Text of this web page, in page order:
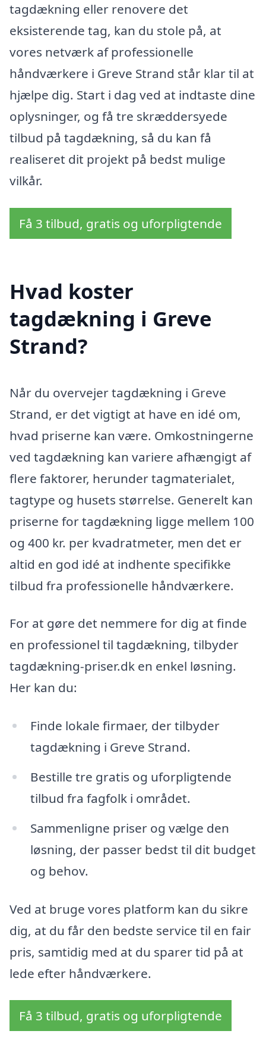
tagdækning eller renovere det
eksisterende tag, kan du stole på, at
vores netværk af professionelle
håndværkere i Greve Strand står klar til at
hjælpe dig. Start i dag ved at indtaste dine
oplysninger, og få tre skræddersyede
tilbud på tagdækning, så du kan få
realiseret dit projekt på bedst mulige
vilkår.
Få 3 tilbud, gratis og uforpligtende
Hvad koster
tagdækning i Greve
Strand?
Når du overvejer tagdækning i Greve
Strand, er det vigtigt at have en idé om,
hvad priserne kan være. Omkostningerne
ved tagdækning kan variere afhængigt af
flere faktorer, herunder tagmaterialet,
tagtype og husets størrelse. Generelt kan
priserne for tagdækning ligge mellem 100
og 400 kr. per kvadratmeter, men det er
altid en god idé at indhente specifikke
tilbud fra professionelle håndværkere.
For at gøre det nemmere for dig at finde
en professionel til tagdækning, tilbyder
tagdækning-priser.dk en enkel løsning.
Her kan du:
Finde lokale firmaer, der tilbyder
tagdækning i Greve Strand.
Bestille tre gratis og uforpligtende
tilbud fra fagfolk i området.
Sammenligne priser og vælge den
løsning, der passer bedst til dit budget
og behov.
Ved at bruge vores platform kan du sikre
dig, at du får den bedste service til en fair
pris, samtidig med at du sparer tid på at
lede efter håndværkere.
Få 3 tilbud, gratis og uforpligtende